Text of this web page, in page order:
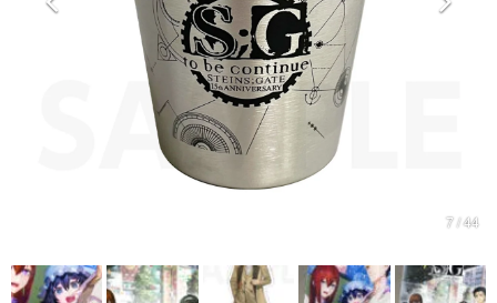
特集記事
運営：株式会社マレ
7 / 44